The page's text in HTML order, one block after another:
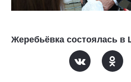
Жеребьёвка состоялась в